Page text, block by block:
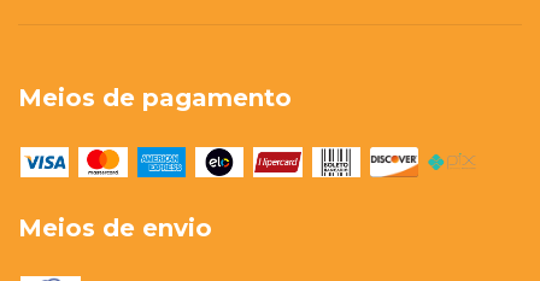
Meios de pagamento
Meios de envio